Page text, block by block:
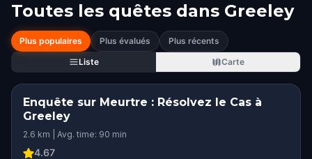
Toutes les quêtes dans Greeley
Plus populaires Plus évalués
Plus récents
Liste
Carte
Enquête sur Meurtre : Résolvez le Cas à
Greeley
2.6 km | Avg. time: 90 min
4.67